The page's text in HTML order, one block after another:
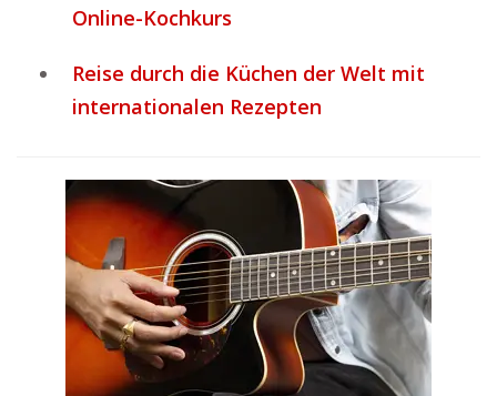
Online-Kochkurs
Reise durch die Küchen der Welt mit
internationalen Rezepten